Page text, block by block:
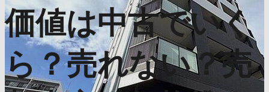
価値は中古でいく
ら？売れない？売